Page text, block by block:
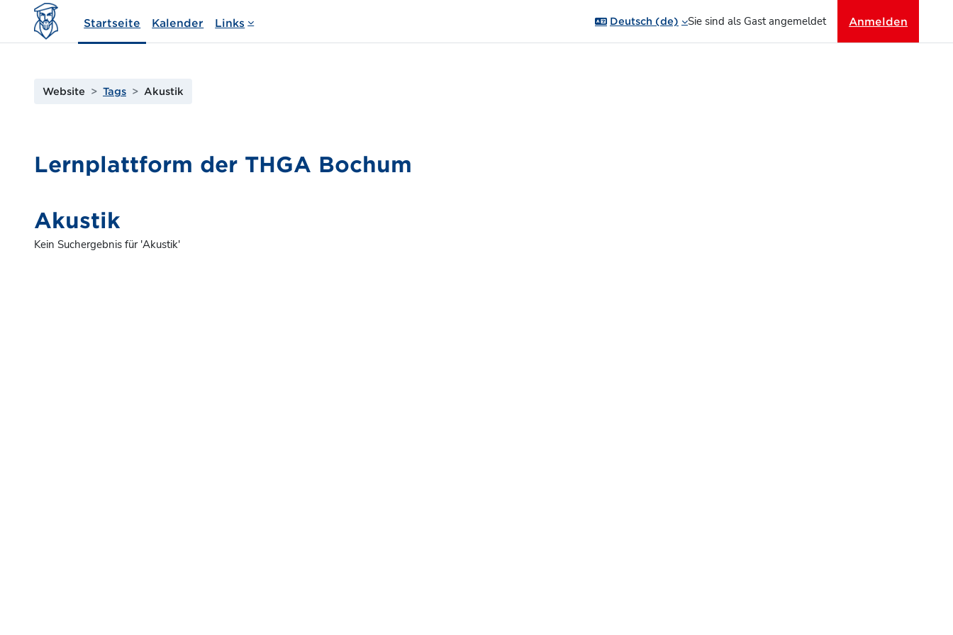
Zum Hauptinhalt
Startseite Kalender Links Deutsch ‎(de)‎ Sie sind als Gast angemeldet Anmelden
Website Tags Akustik
Lernplattform der THGA Bochum
Akustik
Kein Suchergebnis für 'Akustik'